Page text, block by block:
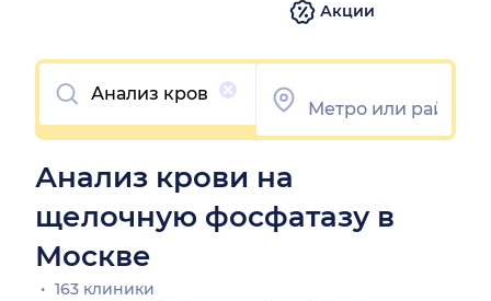
Акции
Очистить
Анализ крови на
щелочную фосфатазу в
Москве
163 клиники